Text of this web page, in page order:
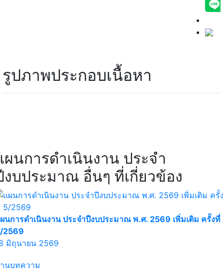
รูปภาพประกอบเนื้อหา
ผนการดำเนินงาน ประจำ
งบประมาณ อื่นๆ ที่เกี่ยวข้อง
นการดำเนินงาน ประจำปีงบประมาณ พ.ศ. 2569 เพิ่มเติม ครั้งที่
2569
มิถุนายน 2569
นบทความ